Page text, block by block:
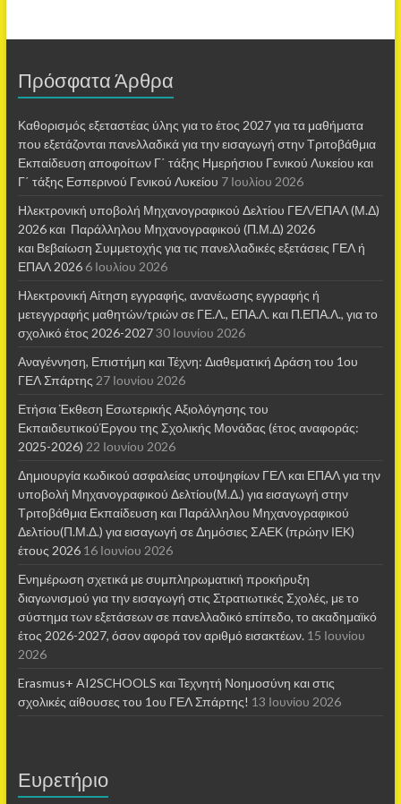
Πρόσφατα Άρθρα
Καθορισμός εξεταστέας ύλης για το έτος 2027 για τα μαθήματα
που εξετάζονται πανελλαδικά για την εισαγωγή στην Τριτοβάθμια
Εκπαίδευση αποφοίτων Γ΄ τάξης Ημερήσιου Γενικού Λυκείου και
Γ΄ τάξης Εσπερινού Γενικού Λυκείου 7 Ιουλίου 2026
Ηλεκτρονική υποβολή Μηχανογραφικού Δελτίου ΓΕΛ/ΕΠΑΛ (Μ.Δ)
2026 και Παράλληλου Μηχανογραφικού (Π.Μ.Δ) 2026
και Βεβαίωση Συμμετοχής για τις πανελλαδικές εξετάσεις ΓΕΛ ή
ΕΠΑΛ 2026 6 Ιουλίου 2026
Ηλεκτρονική Αίτηση εγγραφής, ανανέωσης εγγραφής ή
μετεγγραφής μαθητών/τριών σε ΓΕ.Λ., ΕΠΑ.Λ. και Π.ΕΠΑ.Λ., για το
σχολικό έτος 2026-202730 Ιουνίου 2026
Αναγέννηση, Επιστήμη και Τέχνη: Διαθεματική Δράση του 1ου
ΓΕΛ Σπάρτης 27 Ιουνίου 2026
Ετήσια Έκθεση Εσωτερικής Αξιολόγησης του
ΕκπαιδευτικούΈργου της Σχολικής Μονάδας (έτος αναφοράς:
2025-2026) 22 Ιουνίου 2026
Δημιουργία κωδικού ασφαλείας υποψηφίων ΓΕΛ και ΕΠΑΛ για την
υποβολή Μηχανογραφικού Δελτίου(Μ.Δ.) για εισαγωγή στην
Τριτοβάθμια Εκπαίδευση και Παράλληλου Μηχανογραφικού
Δελτίου(Π.Μ.Δ.) για εισαγωγή σε Δημόσιες ΣΑΕΚ (πρώην ΙΕΚ)
έτους 2026 16 Ιουνίου 2026
Ενημέρωση σχετικά με συμπληρωματική προκήρυξη
διαγωνισμού για την εισαγωγή στις Στρατιωτικές Σχολές, με το
σύστημα των εξετάσεων σε πανελλαδικό επίπεδο, το ακαδημαϊκό
έτος 2026-2027, όσον αφορά τον αριθμό εισακτέων. 15 Ιουνίου
2026
Erasmus+ AI2SCHOOLS και Τεχνητή Νοημοσύνη και στις
σχολικές αίθουσες τoυ 1ου ΓΕΛ Σπάρτης! 13 Ιουνίου 2026
Ευρετήριο